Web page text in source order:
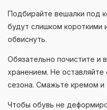
Подбирайте вешалки под
будут слишком
обвиснуть.
Обязательно почистите и
хранением. Не
сезона. Смажьте кремом и
Чтобы обувь не